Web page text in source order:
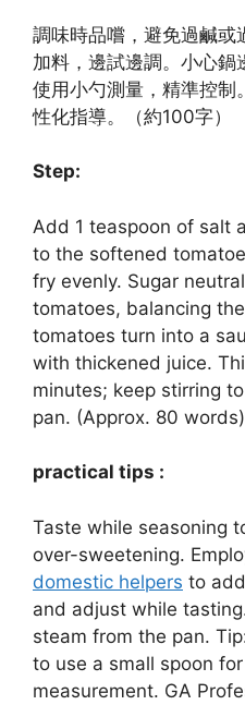
調味時品嚐，避免過鹹或
加料，邊試邊調。小心鍋
使用小勺測量，精準控制
性化指導。（約100字）
Step:
Add 1 teaspoon of salt
to the softened
fry evenly. Sugar
tomatoes, balancing
tomatoes turn into a
with thickened juice.
minutes; keep stirring
pan. (Approx. 80 words)
practical tips :
Taste while seasoning
over-sweetening.
domestic helpers to
and adjust while
steam from the pan.
to use a small spoon
measurement. GA